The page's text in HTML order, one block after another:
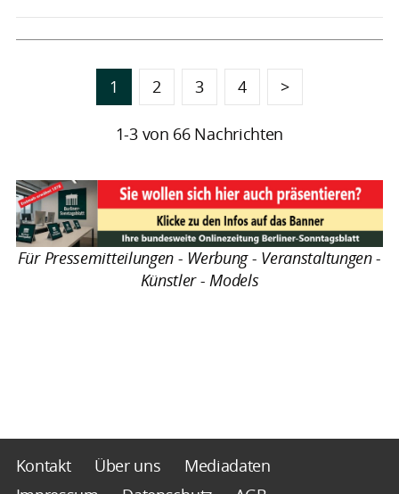
1 2 3 4 >
1-3 von 66 Nachrichten
Für Pressemitteilungen - Werbung - Veranstaltungen -
Künstler - Models
Kontakt Über uns
Mediadaten